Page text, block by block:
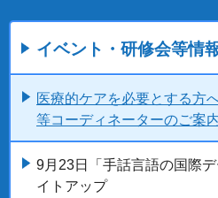
イベント・研修会等情
医療的ケアを必要とする方
等コーディネーターのご案
9月23日「手話言語の国際
イトアップ